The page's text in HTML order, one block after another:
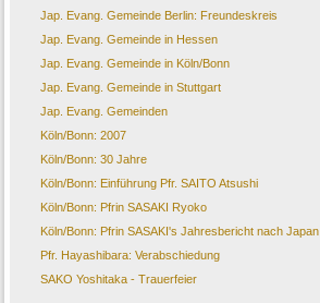
Jap. Evang. Gemeinde Berlin: Freundeskreis
Jap. Evang. Gemeinde in Hessen
Jap. Evang. Gemeinde in Köln/Bonn
Jap. Evang. Gemeinde in Stuttgart
Jap. Evang. Gemeinden
Köln/Bonn: 2007
Köln/Bonn: 30 Jahre
Köln/Bonn: Einführung Pfr. SAITO Atsushi
Köln/Bonn: Pfrin SASAKI Ryoko
Köln/Bonn: Pfrin SASAKI's Jahresbericht nach Japan
Pfr. Hayashibara: Verabschiedung
SAKO Yoshitaka - Trauerfeier